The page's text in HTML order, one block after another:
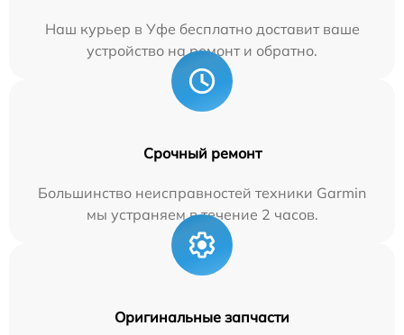
Наш курьер в Уфе бесплатно доставит ваше
устройство на ремонт и обратно.
Срочный ремонт
Большинство неисправностей техники Garmin
мы устраняем в течение 2 часов.
Оригинальные запчасти